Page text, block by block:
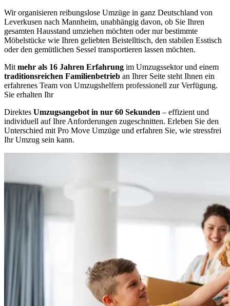
Wir organisieren reibungslose Umzüge in ganz Deutschland von
Leverkusen nach Mannheim, unabhängig davon, ob Sie Ihren
gesamten Hausstand umziehen möchten oder nur bestimmte
Möbelstücke wie Ihren geliebten Beistelltisch, den stabilen Esstisch
oder den gemütlichen Sessel transportieren lassen möchten.
Mit mehr als 16 Jahren Erfahrung im Umzugssektor und einem
traditionsreichen Familienbetrieb an Ihrer Seite steht Ihnen ein
erfahrenes Team von Umzugshelfern professionell zur Verfügung.
Sie erhalten Ihr
Direktes Umzugsangebot in nur 60 Sekunden – effizient und
individuell auf Ihre Anforderungen zugeschnitten. Erleben Sie den
Unterschied mit Pro Move Umzüge und erfahren Sie, wie stressfrei
Ihr Umzug sein kann.